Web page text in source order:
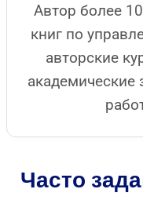
Автор более
книг по
авторские
Часто